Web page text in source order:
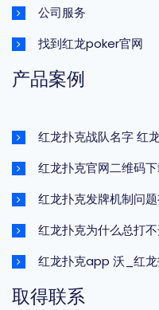
公司服务
找到红龙poker官网
产品案例
红龙扑克战队名字 红
红龙扑克官网二维码
红龙扑克发牌机制问
红龙扑克为什么总打
红龙扑克app 沃_红
取得联系